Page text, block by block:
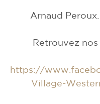
Arnaud Peroux.
Retrouvez
https://
Village-